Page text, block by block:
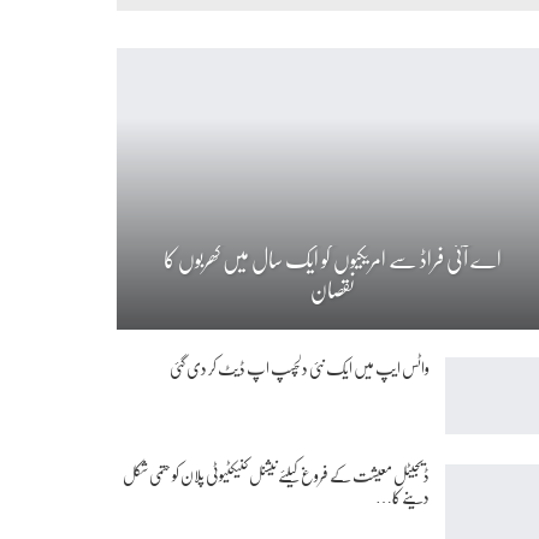
اے آئی فراڈ سے امریکیوں کو ایک سال میں کھربوں کا
نقصان
واٹس ایپ میں ایک نئی دلچسپ اپ ڈیٹ کر دی گئی
ڈیجیٹل معیشت کے فروغ کیلئے نیشنل کنیکٹیوٹی پلان کو حتمی شکل
دینے کا…